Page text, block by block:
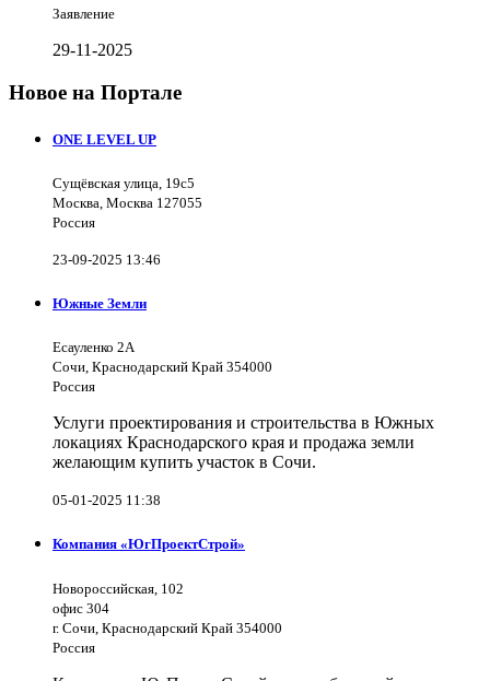
Заявление
29-11-2025
Новое на Портале
ONE LEVEL UP
Сущёвская улица, 19с5
Москва, Москва 127055
Россия
23-09-2025 13:46
Южные Земли
Есауленко 2А
Сочи, Краснодарский Край 354000
Россия
Услуги проектирования и строительства в Южных
локациях Краснодарского края и продажа земли
желающим купить участок в Сочи.
05-01-2025 11:38
Компания «ЮгПроектСтрой»
Новороссийская, 102
офис 304
г. Сочи, Краснодарский Край 354000
Россия